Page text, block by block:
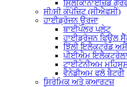
ਸਿਲੀਕਾਨਾਈਜ਼ਡ
ਸੀ/ਸੀ ਕੰਪੋਜ਼ਿਟ (ਸੀਐਫਸੀ)
ਹਾਈਡ੍ਰੋਜਨ ਊਰਜਾ
ਬਾਈਪੋਲਰ ਪਲੇਟ
ਹਾਈਡ੍ਰੋਜਨ ਫਿਊਲ
ਝਿੱਲੀ ਇਲੈਕਟ੍ਰੋਡ
ਪੀਈਐਮ
ਟਾਈਟੇਨੀਅਮ ਮਹਿਸੂਸ
ਵੈਨੇਡੀਅਮ ਫਲੋ ਬੈਟਰੀ
ਸਿਰੇਮਿਕ ਅਤੇ ਕੁਆਰਟਜ਼